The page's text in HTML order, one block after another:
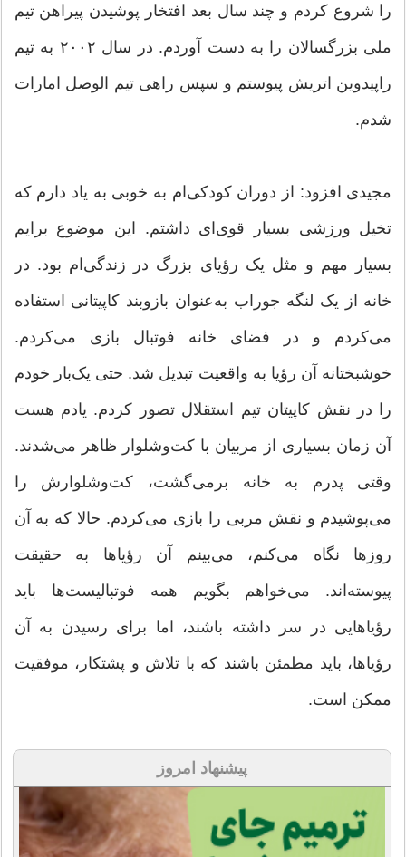
را شروع کردم و چند سال بعد افتخار پوشیدن پیراهن تیم
ملی بزرگسالان را به دست آوردم. در سال ۲۰۰۲ به تیم
راپیدوین اتریش پیوستم و سپس راهی تیم الوصل امارات
شدم.
مجیدی افزود: از دوران کودکی‌ام به خوبی به یاد دارم که
تخیل ورزشی بسیار قوی‌ای داشتم. این موضوع برایم
بسیار مهم و مثل یک رؤیای بزرگ در زندگی‌ام بود. در
خانه از یک لنگه جوراب به‌عنوان بازوبند کاپیتانی استفاده
می‌کردم و در فضای خانه فوتبال بازی می‌کردم.
خوشبختانه آن رؤیا به واقعیت تبدیل شد. حتی یک‌بار خودم
را در نقش کاپیتان تیم استقلال تصور کردم. یادم هست
آن زمان بسیاری از مربیان با کت‌وشلوار ظاهر می‌شدند.
وقتی پدرم به خانه برمی‌گشت، کت‌وشلوارش را
می‌پوشیدم و نقش مربی را بازی می‌کردم. حالا که به آن
روزها نگاه می‌کنم، می‌بینم آن رؤیاها به حقیقت
پیوسته‌اند. می‌خواهم بگویم همه فوتبالیست‌ها باید
رؤیاهایی در سر داشته باشند، اما برای رسیدن به آن
رؤیاها، باید مطمئن باشند که با تلاش و پشتکار، موفقیت
ممکن است.
پیشنهاد امروز